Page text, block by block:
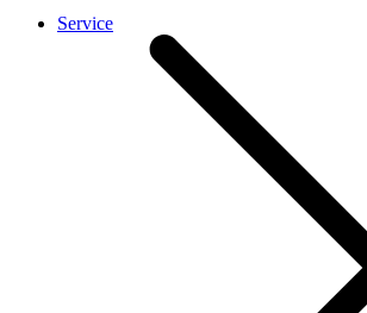
Service